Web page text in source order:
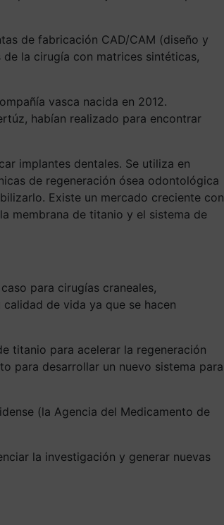
de fabricación CAD/CAM (diseño y
la cirugía con matrices sintéticas,
vasca nacida en 2012.
habían realizado para encontrar
implantes dentales. Se utiliza en
de regeneración ósea odontológica
Existe un mercado creciente con
membrana de titanio y el sistema de
para cirugías craneales,
de vida ya que se hacen
titanio para acelerar la regeneración
para desarrollar un nuevo sistema para
(la Agencia del Medicamento de
la investigación y generar nuevas